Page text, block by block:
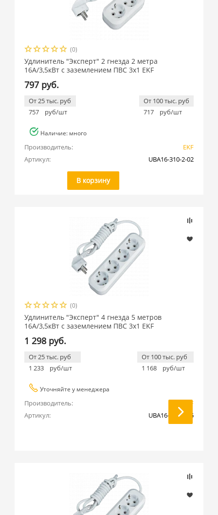
(0)
Удлинитель "Эксперт" 2 гнезда 2 метра
16А/3,5кВт с заземлением ПВС 3х1 EKF
797 руб.
От 25 тыс. руб
757
руб/шт
От 100 тыс. руб
717
руб/шт
Наличие: много
Производитель:
EKF
Артикул:
UBA16-310-2-02
В корзину
(0)
Удлинитель "Эксперт" 4 гнезда 5 метров
16А/3,5кВт с заземлением ПВС 3х1 EKF
1 298 руб.
От 25 тыс. руб
1 233
руб/шт
От 100 тыс. руб
1 168
руб/шт
Уточняйте у менеджера
Производитель:
EKF
Артикул:
UBA16-310-4-05